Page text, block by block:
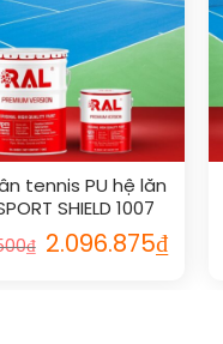
tennis PU hệ lăn
SHIELD 1007
₫ 2.096.875₫